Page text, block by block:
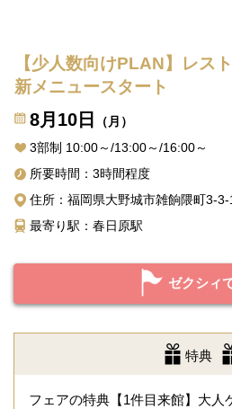
【少人数向けPLAN】レス
新メニュースタート
8月10日
（月）
3部制 10:00～/13:00～/16:00～
所要時間：3時間程度
住所：福岡県大野城市雑餉隈町3-3-
最寄り駅：春日原駅
ゼクシィ
特典
フェアの特典【1件目来館】大人